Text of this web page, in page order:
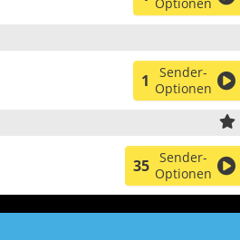
1
Sender-
Optionen
35 Sender-
Optionen